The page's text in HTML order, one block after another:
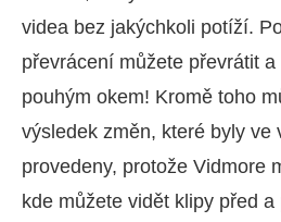
videa bez jakýchkoli potíží.
převrácení můžete převrátit
pouhým okem! Kromě toho
výsledek změn, které byly ve
provedeny, protože Vidmore
kde můžete vidět klipy před a